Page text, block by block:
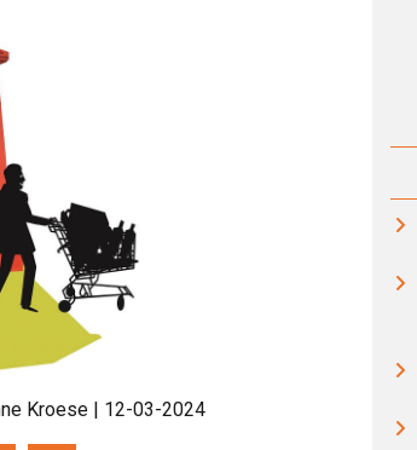
Kroese | 12-03-2024